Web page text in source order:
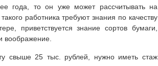
года, то он уже может рассчитывать на
работника требуют знания по качеству
приветствуется знание сортов бумаги,
воображение.
свыше 25 тыс. рублей, нужно иметь стаж